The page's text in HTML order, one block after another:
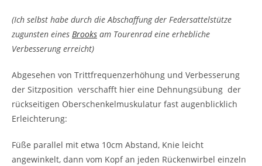
(Ich selbst habe durch die Abschaffung der Federsattelstütze
zugunsten eines Brooks am Tourenrad eine erhebliche
Verbesserung erreicht)
Abgesehen von Trittfrequenzerhöhung und Verbesserung
der Sitzposition verschafft hier eine Dehnungsübung der
rückseitigen Oberschenkelmuskulatur fast augenblicklich
Erleichterung:
Füße parallel mit etwa 10cm Abstand, Knie leicht
angewinkelt, dann vom Kopf an jeden Rückenwirbel einzeln